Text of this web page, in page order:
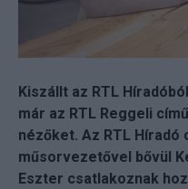
Kiszállt az RTL
már az RTL Reggeli
nézőket. Az RTL Híradó
műsorvezetővel bővül
Eszter csatlakoznak